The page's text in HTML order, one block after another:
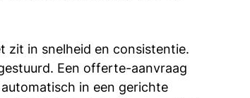
zit in snelheid en consistentie.
Een offerte-aanvraag
in een gerichte